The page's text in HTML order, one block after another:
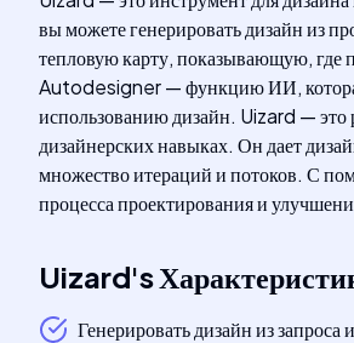
вы можете генерировать дизайн из
тепловую карту, показывающую, где
Autodesigner — функцию ИИ, которая
использованию дизайн. Uizard — это
дизайнерских навыках. Он дает
множество итераций и потоков. С
процесса проектирования и
Uizard's
Генерировать дизайн из запроса